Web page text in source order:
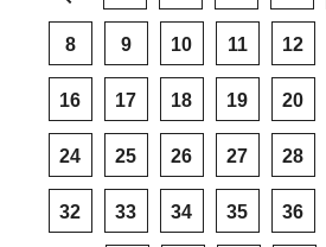
8 9 10 11 12
16 17 18 19 20
24 25 26 27 28
32 33 34 35 36